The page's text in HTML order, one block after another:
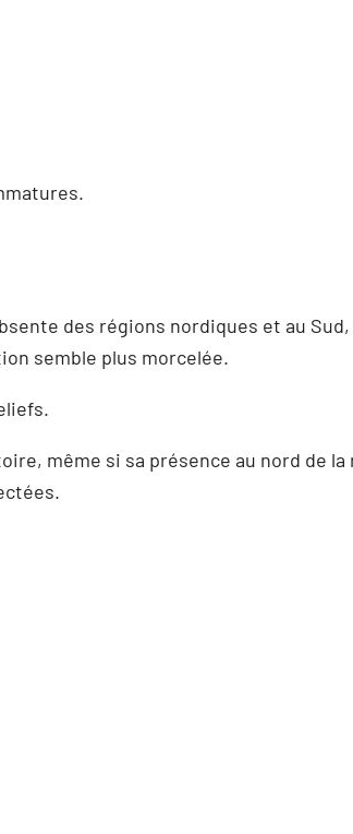
des régions nordiques et au Sud,
semble plus morcelée.
même si sa présence au nord de